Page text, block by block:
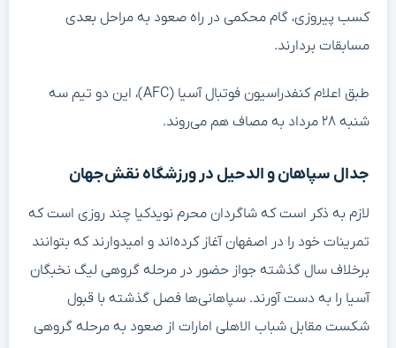
کسب پیروزی، گام محکمی در راه صعود به مراحل بعدی
مسابقات بردارند.
طبق اعلام کنفدراسیون فوتبال آسیا (AFC)، این دو تیم سه
شنبه ۲۸ مرداد به مصاف هم می‌روند.
جدال سپاهان و الدحیل در ورزشگاه نقش‌جهان
لازم به ذکر است که شاگردان محرم نویدکیا چند روزی است که
تمرینات خود را در اصفهان آغاز کرده‌اند و امیدوارند که بتوانند
برخلاف سال گذشته جواز حضور در مرحله گروهی لیگ نخبگان
آسیا را به دست آورند. سپاهانی‌ها فصل گذشته با قبول
شکست مقابل شباب الاهلی امارات از صعود به مرحله گروهی